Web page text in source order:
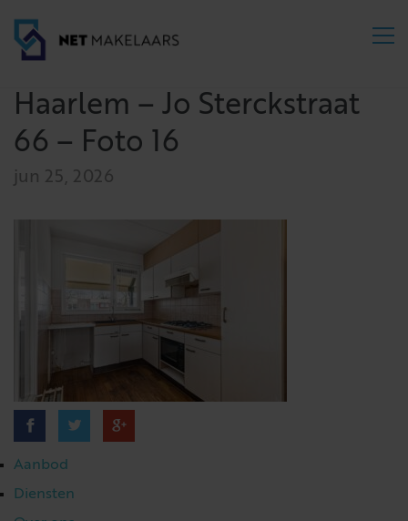
Haarlem – Jo Sterckstraat
66 – Foto 16
jun 25, 2026
Aanbod
Diensten